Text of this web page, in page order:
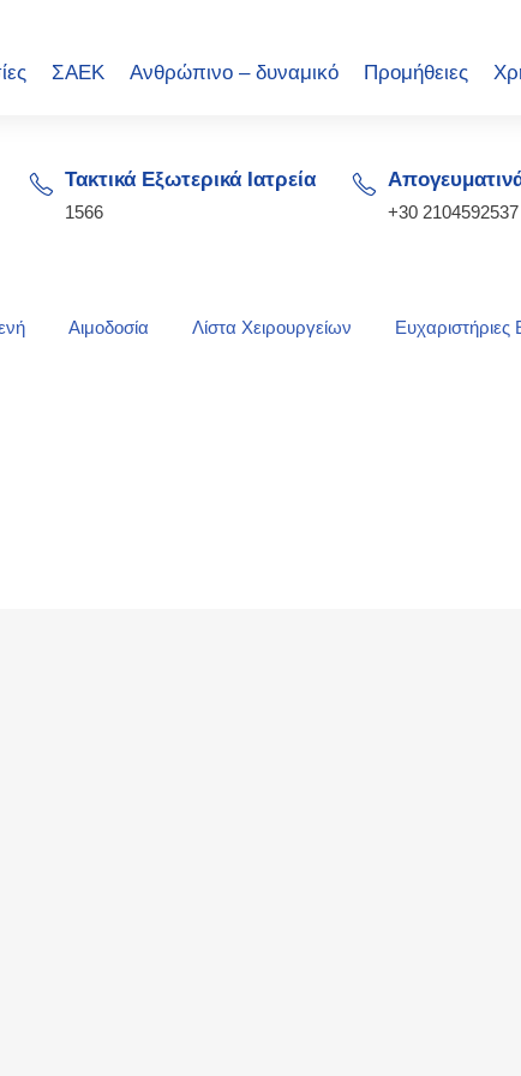
ΣΑΕΚ Ανθρώπινο – δυναμικό Προμήθειες
Τακτικά Εξωτερικά Ιατρεία
1566 +30 2104592537
Αιμοδοσία Λίστα Χειρουργείων Ευχαριστήριες